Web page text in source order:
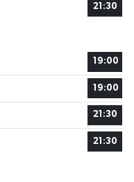
21:30
19:00
19:00
21:30
21:30